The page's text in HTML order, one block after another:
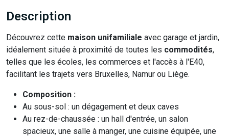
Description
Découvrez cette maison unifamiliale avec garage et jardin,
idéalement située à proximité de toutes les commodités,
telles que les écoles, les commerces et l'accès à l'E40,
facilitant les trajets vers Bruxelles, Namur ou Liège.
Composition :
Au sous-sol : un dégagement et deux caves
Au rez-de-chaussée : un hall d'entrée, un salon
spacieux, une salle à manger, une cuisine équipée, une